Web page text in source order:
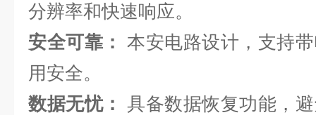
分辨率和快速响应。
安全可靠：
本安电路设计，支持
用安全。
数据无忧：
具备数据恢复功能，